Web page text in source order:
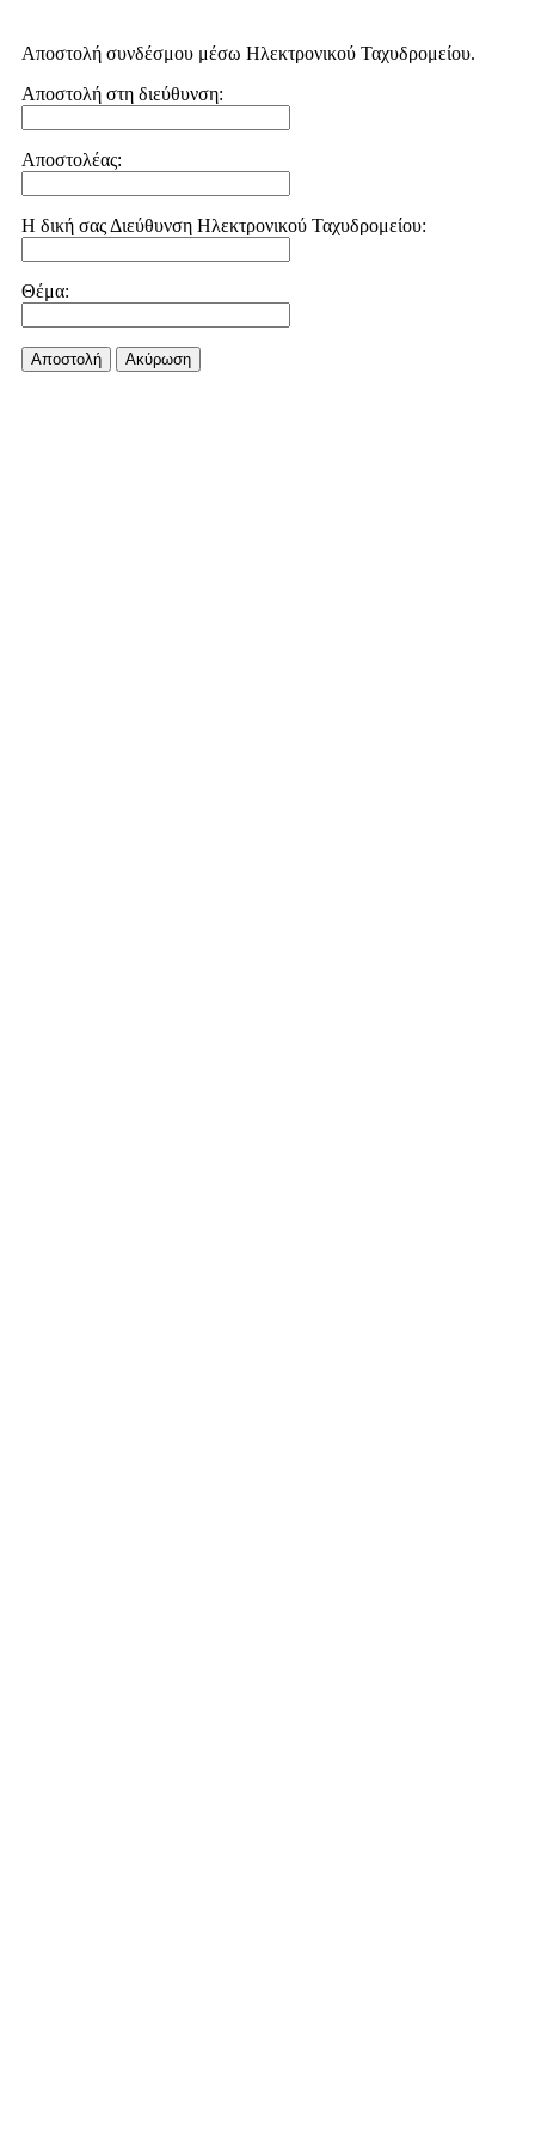
Αποστολή συνδέσμου μέσω Ηλεκτρονικού Ταχυδρομείου.
Αποστολή στη διεύθυνση:
Αποστολέας:
Η δική σας Διεύθυνση Ηλεκτρονικού Ταχυδρομείου:
Θέμα:
Αποστολή Aκύρωση